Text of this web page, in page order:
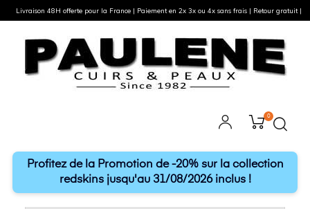
0
Profitez de la Promotion de -20% sur la collection
redskins jusqu'au 31/08/2026 inclus !
Livraison 48H offerte pour la France | Paiement en 2x 3x ou 4x sans frais | Retour gratuit |